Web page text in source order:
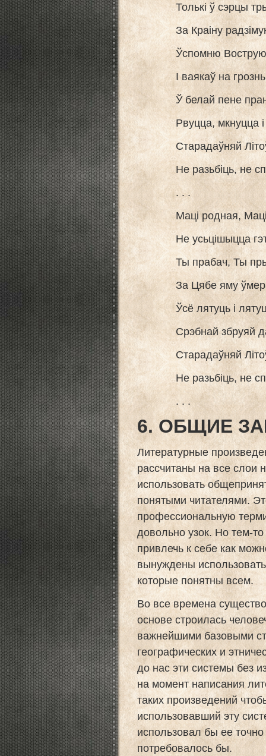
Толькі ў сэрцы
За Краіну
Ўспомню Вострую
І ваякаў на
Ў белай пене
Рвуцца, мкнуцца і
Старадаўняй
Не разьбіць, не
. . .
Маці родная, Маці-
Не усьцішыцца
Ты прабач, Ты
За Цябе яму ўмерці
Ўсё лятуць і лятуць
Срэбнай збруяй
Старадаўняй
Не разьбіць, не
. . .
6. ОБЩИЕ
Литературные
рассчитаны на все слои
использовать
понятыми читателями.
профессиональную
довольно узок. Но тем-
привлечь к себе как
вынуждены
которые понятны всем.
Во все времена
основе строилась
важнейшими базовыми
географических и
до нас эти системы без
на момент написания
таких произведений
использовавший эту
использовал бы ее
потребовалось бы.